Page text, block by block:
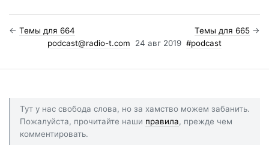
← Темы для 664 Темы для 665 →
podcast@radio-t.com
24 авг 2019 #podcast
Тут у нас свобода слова, но за хамство можем забанить.
Пожалуйста, прочитайте наши правила, прежде чем
комментировать.